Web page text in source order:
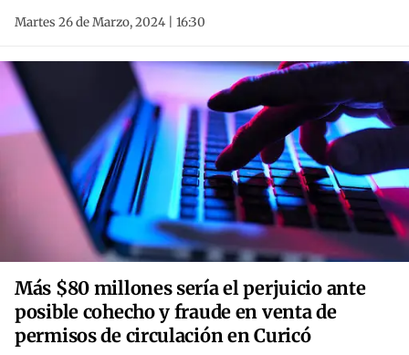
Martes 26 de Marzo, 2024 | 16:30
Más $80 millones sería el perjuicio ante
posible cohecho y fraude en venta de
permisos de circulación en Curicó